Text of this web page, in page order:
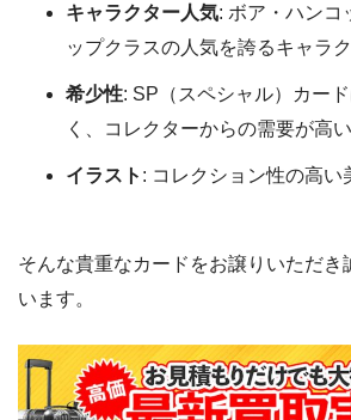
キャラクター人気: ボア・ハンコ
ップクラスの人気を誇るキャラク
希少性: SP（スペシャル）カー
く、コレクターからの需要が高い
イラスト : コレクション性の高い
そんな貴重なカードをお譲りいただき
います。